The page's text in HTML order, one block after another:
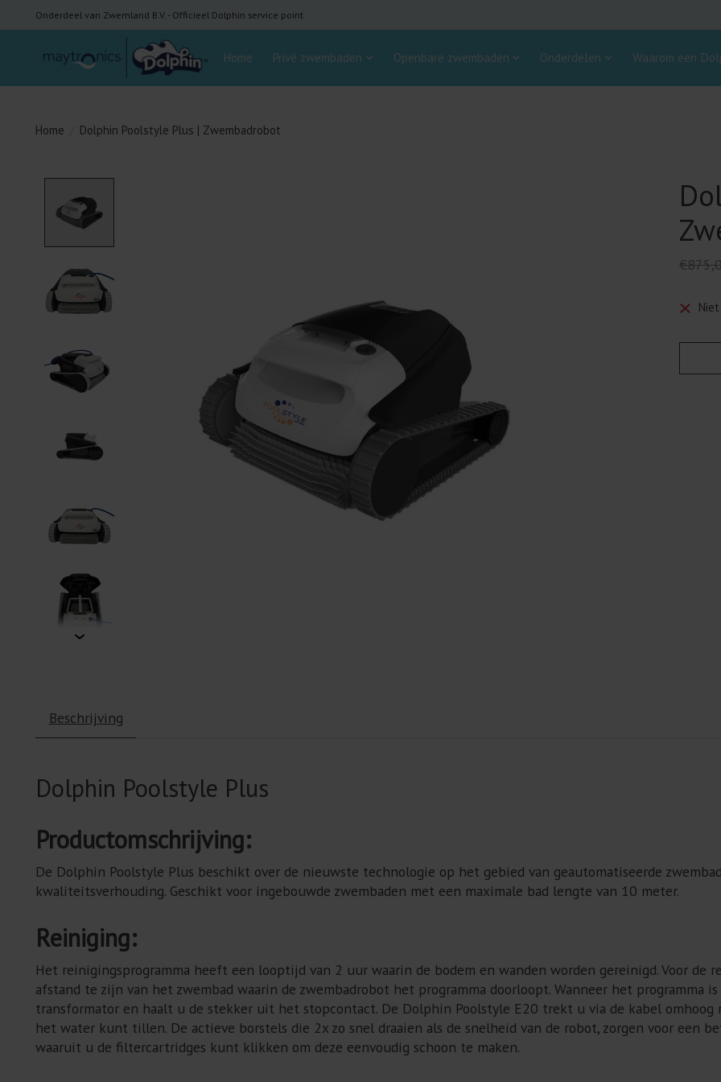
Onderdeel van Zwemland B.V. - Officieel Dolphin service point
Home Privé zwembaden Openbare zwembaden Onderdelen Waarom een
Home Dolphin Poolstyle Plus | Zwembadrobot
Beschrijving
Dolphin Poolstyle Plus
Productomschrijving:
De Dolphin Poolstyle Plus beschikt over de nieuwste technologie op het gebied van geautomatiseerde
kwaliteitsverhouding. Geschikt voor ingebouwde zwembaden met een maximale bad lengte van 10 meter.
Reiniging:
Het reinigingsprogramma heeft een looptijd van 2 uur waarin de bodem en wanden worden gereinigd. Voor
afstand te zijn van het zwembad waarin de zwembadrobot het programma doorloopt. Wanneer het programma
transformator en haalt u de stekker uit het stopcontact. De Dolphin Poolstyle E20 trekt u via de kabel
het water kunt tillen. De actieve borstels die 2x zo snel draaien als de snelheid van de robot, zorgen voor een
waaruit u de filtercartridges kunt klikken om deze eenvoudig schoon te maken.